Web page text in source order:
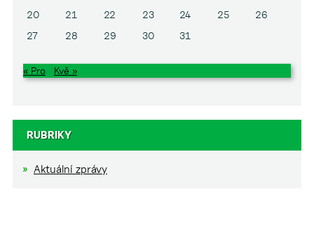
20
21 22 23 24 25
26
27
28 29 30 31
« Pro Kvě »
RUBRIKY
Aktuální zprávy